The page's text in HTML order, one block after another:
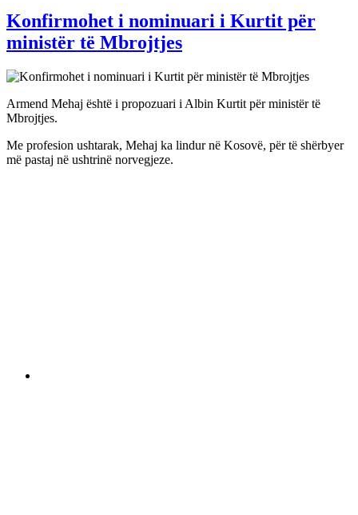
Konfirmohet i nominuari i Kurtit për
ministër të Mbrojtjes
Armend Mehaj është i propozuari i Albin Kurtit për ministër të
Mbrojtjes.
Me profesion ushtarak, Mehaj ka lindur në Kosovë, për të shërbyer
më pastaj në ushtrinë norvegjeze.